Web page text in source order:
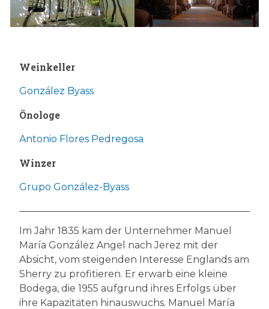
Weinkeller
González Byass
Önologe
Antonio Flores Pedregosa
Winzer
Grupo González-Byass
Im Jahr 1835 kam der Unternehmer Manuel
María González Angel nach Jerez mit der
Absicht, vom steigenden Interesse Englands am
Sherry zu profitieren. Er erwarb eine kleine
Bodega, die 1955 aufgrund ihres Erfolgs über
ihre Kapazitäten hinauswuchs. Manuel María